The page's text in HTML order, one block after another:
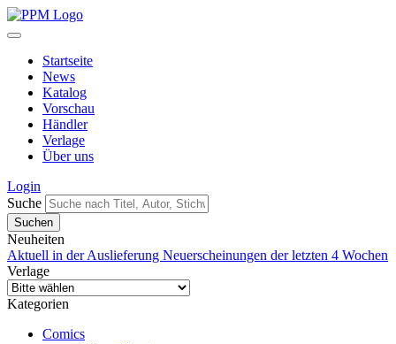
Startseite
News
Katalog
Vorschau
Händler
Verlage
Über uns
Login
Suche
Neuheiten
Aktuell in der Auslieferung Neuerscheinungen der letzten 4 Wochen
Verlage
Kategorien
Comics